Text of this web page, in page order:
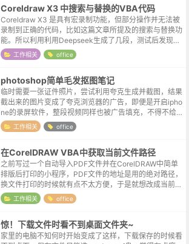
Coreldraw X3 中搜索与替换的VBA代码
Coreldraw X3 是具有宏录制功能，但部分操作并无法被
录制到正确的代码，比如这篇文章所提及的搜索与替换功
能。所以利用利用Deepseek生成了几段，测试后发现下
面这段代码在 X3 中可以正常运行。Sub SearchAndRe...
工作相关 office
photoshop简单毛发抠图笔记
临时需要一张证件照片，尝试利用夸克生成并截图，结果
截出来的图片变成了夸克浏览器的广告，即便是开启ipho
ne的录屏软件，整段视频同样也被广告填充，不得不给个
赞，真是武装到了牙齿。但一年用不到两次的功能，又不
舍得去开个会员，只能自己动手...
工作相关 office
在CorelDRAW VBA中获取当前文件路径
之前写过一个自动导入PDF文件并在CorelDRAW中简单
排版后打印的小程序，PDF文件的地址是用的绝对路径，
换文件打印的时候就有点不太方便，于是就想改成当前文
件所在路径 & 文件名这样的形式，这样后续打印时只需要
修改一下需要...
工作相关 office
惊！下载文件时看不到桌面文件夹~
家里的电脑不知何时开始变成了这样，下载保存的时候看